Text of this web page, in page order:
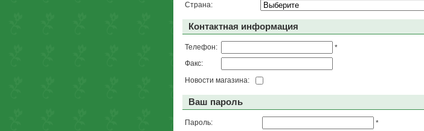
Страна:
Контактная информация
Телефон:
*
Факс:
Новости магазина:
Ваш пароль
Пароль:
*